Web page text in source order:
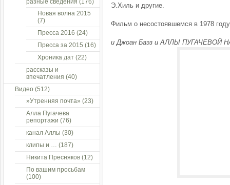
Э.Хиль и другие.
Фильм о несостоявшемся в 1978
и Джоан Баэз и АЛЛЫ
разные сведения (176)
Новая волна 2015
(7)
Пресса 2016 (24)
Пресса за 2015 (16)
Хроника дат (22)
рассказы и
впечатления (40)
Видео (512)
»Утренняя почта» (23)
Алла Пугачева
репортажи (76)
канал Аллы (30)
клипы и … (187)
Никита Пресняков (12)
По вашим просьбам
(100)